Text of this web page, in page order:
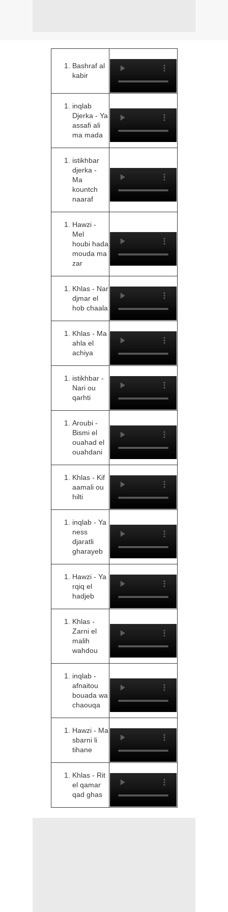
Bashraf al
kabir
inqlab
Djerka - Ya
assafi ali
ma mada
istikhbar
djerka -
Ma
kountch
naaraf
Hawzi -
Mel
houbi hada
mouda ma
zar
Khlas - Nar
djmar el
hob chaala
Khlas - Ma
ahla el
achiya
istikhbar -
Nari ou
qarhti
Aroubi -
Bismi el
ouahad el
ouahdani
Khlas - Kif
aamali ou
hilti
inqlab - Ya
ness
djaratli
gharayeb
Hawzi - Ya
rqiq el
hadjeb
Khlas -
Zarni el
malih
wahdou
inqlab -
afnaitou
bouada wa
chaouqa
Hawzi - Ma
sbarni li
tihane
Khlas - Rit
el qamar
qad ghas